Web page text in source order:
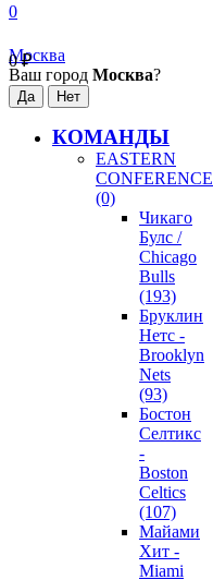
0
0₽
Москва
Ваш город Москва?
КОМАНДЫ
EASTERN
CONFERENCE
(0)
Чикаго
Булс /
Chicago
Bulls
(193)
Бруклин
Нетс -
Brooklyn
Nets
(93)
Бостон
Селтикс
-
Boston
Celtics
(107)
Майами
Хит -
Miami